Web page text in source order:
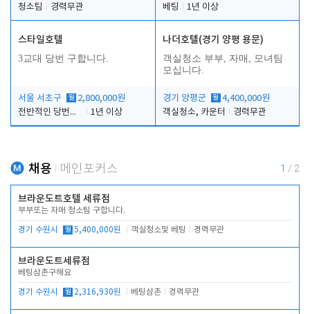
청소팀
경력무관
베팅
1년 이상
스타일호텔
3교대 당번 구합니다.
서울 서초구 월 2,800,000원
전반적인 당번업무
1년 이상
나더호텔(경기 양평 용문)
객실청소 부부, 자매, 모녀팀
모십니다.
경기 양평군 월 4,400,000원
객실청소, 카운터
경력무관
채용 메인포커스 1 / 2
브라운도트호텔 세류점
부부또는 자매 청소팀 구합니다.
경기 수원시 월 5,400,000원 객실청소및 베팅 경력무관
브라운도트세류점
베팅삼촌구해요
경기 수원시 월 2,316,930원 베팅삼촌 경력무관